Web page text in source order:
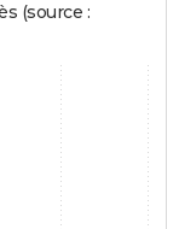
(source :